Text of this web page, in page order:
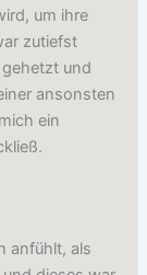
um ihre
zutiefst
und
ansonsten
ein
anfühlt, als